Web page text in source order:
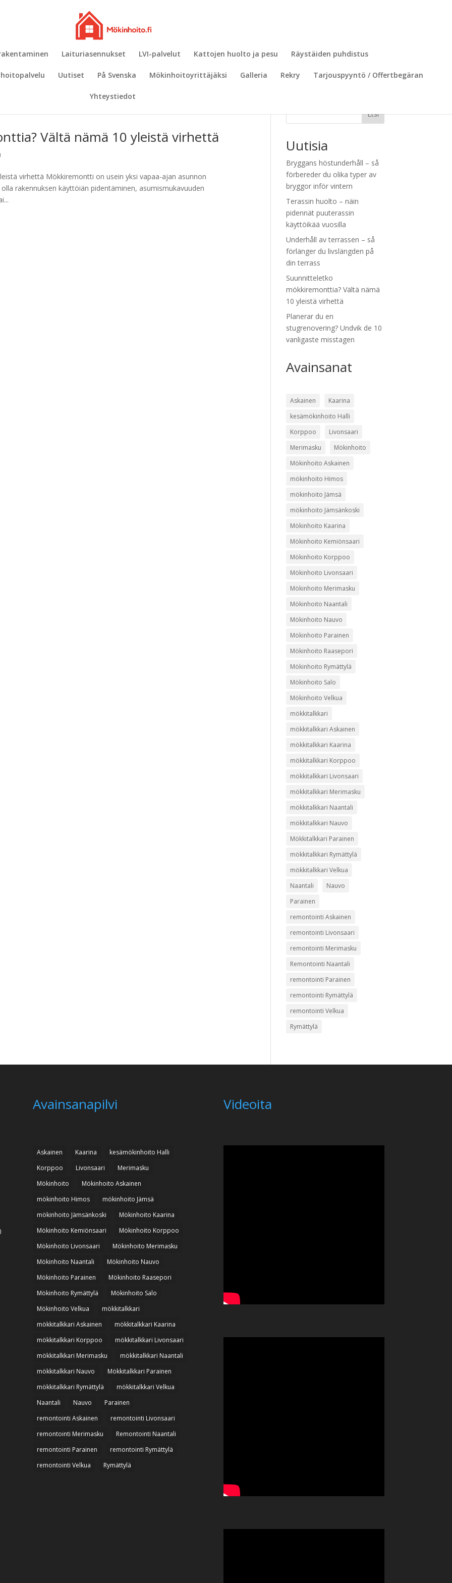
Laituriasennukset LVI-palvelut Kattojen huolto ja pesu Räystäiden puhdistus
Uutiset På Svenska Mökinhoitoyrittäjäksi Galleria Rekry Tarjouspyyntö / Offertbegäran
Yhteystiedot
Vältä nämä 10 yleistä virhettä
virhettä Mökkiremontti on usein yksi vapaa-ajan asunnon
rakennuksen käyttöiän pidentäminen, asumismukavuuden
Etsi
Uutisia
Bryggans höstunderhåll – så
förbereder du olika typer av
bryggor inför vintern
Terassin huolto – näin
pidennät puuterassin
käyttöikää vuosilla
Underhåll av terrassen – så
förlänger du livslängden på
din terrass
Suunnitteletko
mökkiremonttia? Vältä nämä
10 yleistä virhettä
Planerar du en
stugrenovering? Undvik de 10
vanligaste misstagen
Avainsanat
Askainen
Kaarina
kesämökinhoito Halli
Korppoo
Livonsaari
Merimasku
Mökinhoito
Mökinhoito Askainen
mökinhoito Himos
mökinhoito Jämsä
mökinhoito Jämsänkoski
Mökinhoito Kaarina
Mökinhoito Kemiönsaari
Mökinhoito Korppoo
Mökinhoito Livonsaari
Mökinhoito Merimasku
Mökinhoito Naantali
Mökinhoito Nauvo
Mökinhoito Parainen
Mökinhoito Raasepori
Mökinhoito Rymättylä
Mökinhoito Salo
Mökinhoito Velkua
mökkitalkkari
mökkitalkkari Askainen
mökkitalkkari Kaarina
mökkitalkkari Korppoo
mökkitalkkari Livonsaari
mökkitalkkari Merimasku
mökkitalkkari Naantali
mökkitalkkari Nauvo
Mökkitalkkari Parainen
mökkitalkkari Rymättylä
mökkitalkkari Velkua
Naantali
Nauvo
Parainen
remontointi Askainen
remontointi Livonsaari
remontointi Merimasku
Remontointi Naantali
remontointi Parainen
remontointi Rymättylä
remontointi Velkua
Rymättylä
Avainsanapilvi
Askainen Kaarina
kesämökinhoito Halli
Korppoo
Livonsaari
Merimasku
Mökinhoito
Mökinhoito Askainen
mökinhoito Himos
mökinhoito Jämsä
mökinhoito Jämsänkoski
Mökinhoito Kaarina
Mökinhoito Kemiönsaari
Mökinhoito Korppoo
Mökinhoito Livonsaari
Mökinhoito Merimasku
Mökinhoito Naantali
Mökinhoito Nauvo
Mökinhoito Parainen
Mökinhoito Raasepori
Mökinhoito Rymättylä
Mökinhoito Salo
Mökinhoito Velkua
mökkitalkkari
mökkitalkkari Askainen
mökkitalkkari Kaarina
mökkitalkkari Korppoo
mökkitalkkari Livonsaari
mökkitalkkari Merimasku
mökkitalkkari Naantali
mökkitalkkari Nauvo
Mökkitalkkari Parainen
mökkitalkkari Rymättylä
mökkitalkkari Velkua
Naantali
Nauvo
Parainen
remontointi Askainen
remontointi Livonsaari
remontointi Merimasku
Remontointi Naantali
remontointi Parainen
remontointi Rymättylä
remontointi Velkua
Rymättylä
Videoita